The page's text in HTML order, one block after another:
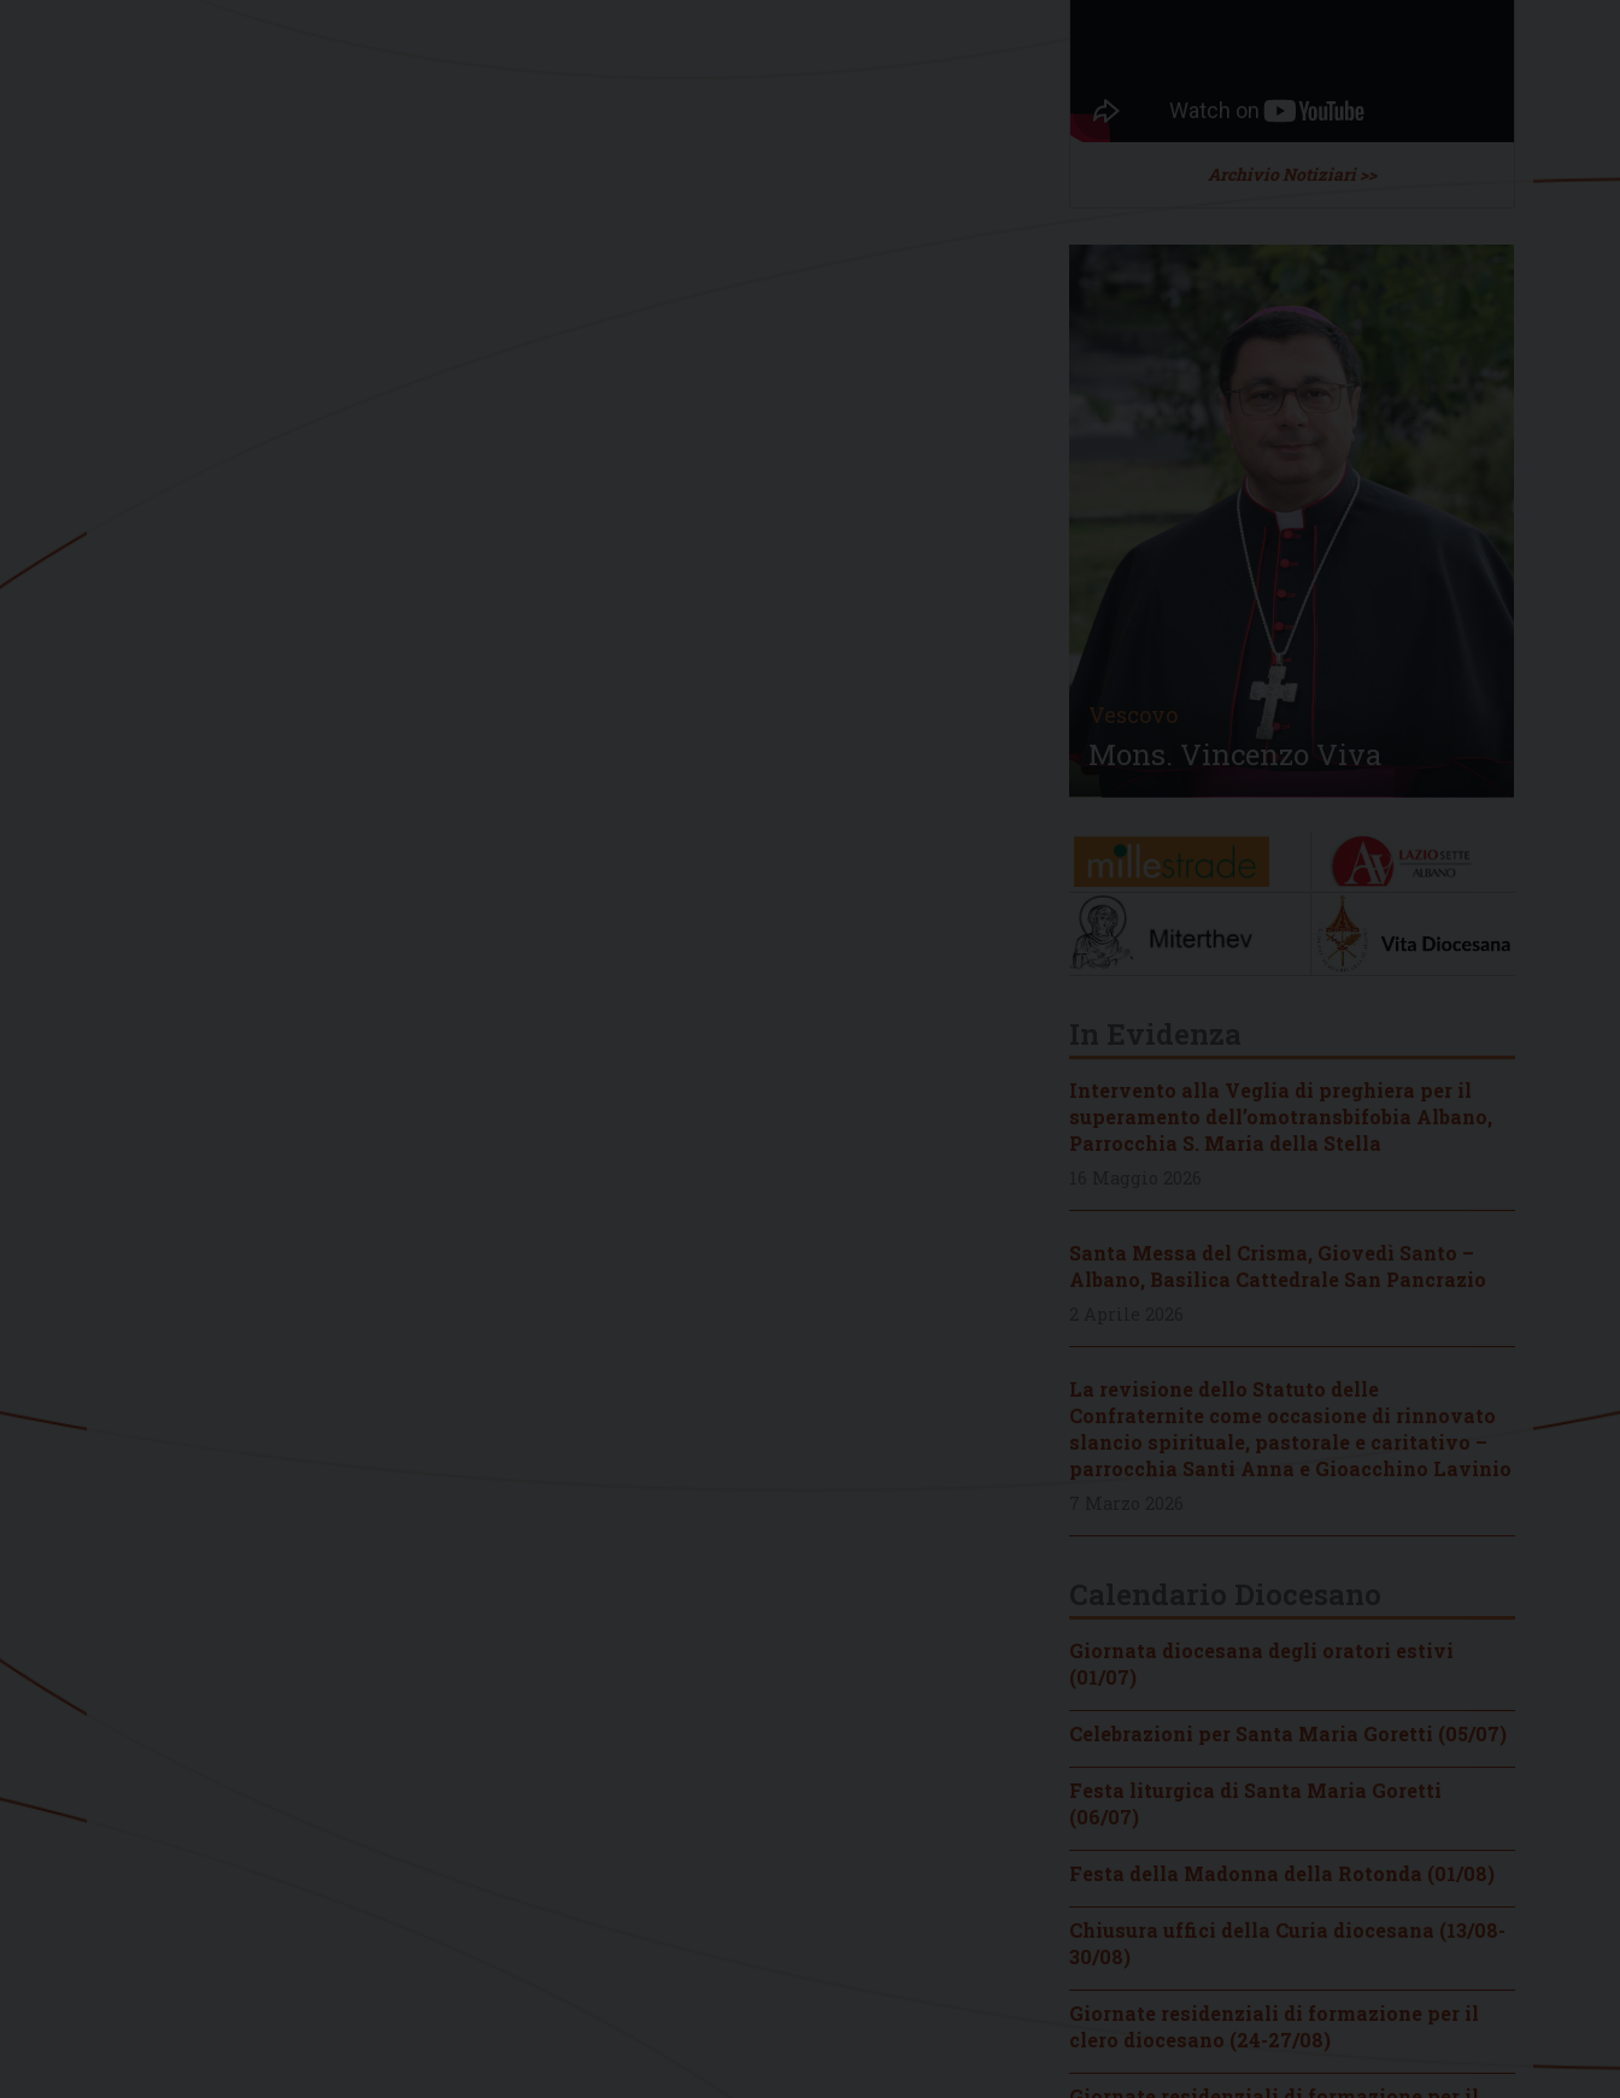
Archivio Notiziari >>
Vescovo
Mons. Vincenzo Viva
Intervento alla Veglia di preghiera per il
superamento dell’omotransbifobia Albano,
Parrocchia S. Maria della Stella
Santa Messa del Crisma, Giovedì Santo –
Albano, Basilica Cattedrale San Pancrazio
La revisione dello Statuto delle
Confraternite come occasione di rinnovato
slancio spirituale, pastorale e caritativo –
parrocchia Santi Anna e Gioacchino Lavinio
Giornata diocesana degli oratori estivi
(01/07)
Celebrazioni per Santa Maria Goretti (05/07)
Festa liturgica di Santa Maria Goretti
(06/07)
Festa della Madonna della Rotonda (01/08)
Chiusura uffici della Curia diocesana (13/08-
30/08)
Giornate residenziali di formazione per il
clero diocesano (24-27/08)